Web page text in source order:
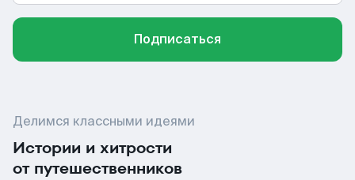
Подписаться
Делимся классными идеями
Истории и хитрости
от путешественников